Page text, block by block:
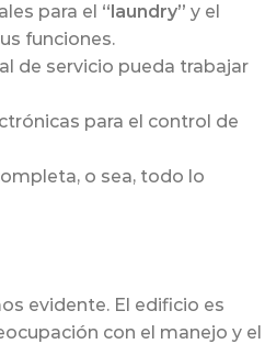
para el “laundry” y el
funciones.
de servicio pueda trabajar
para el control de
o sea, todo lo
evidente. El edificio es
con el manejo y el